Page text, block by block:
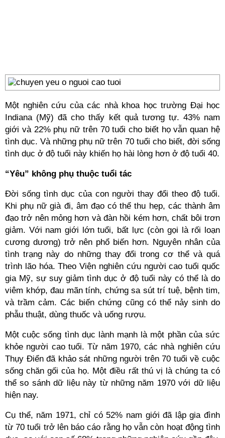
Một nghiên cứu của các nhà khoa học trường Đại học
Indiana (Mỹ) đã cho thấy kết quả tương tự. 43% nam
giới và 22% phụ nữ trên 70 tuổi cho biết họ vẫn quan hệ
tình dục. Và những phụ nữ trên 70 tuổi cho biết, đời sống
tình dục ở độ tuổi này khiến họ hài lòng hơn ở độ tuổi 40.
“Yêu” không phụ thuộc tuổi tác
Đời sống tình dục của con người thay đổi theo độ tuổi.
Khi phụ nữ già đi, âm đạo có thể thu hẹp, các thành âm
đạo trở nên mỏng hơn và đàn hồi kém hơn, chất bôi trơn
giảm. Với nam giới lớn tuổi, bất lực (còn gọi là rối loạn
cương dương) trở nên phổ biến hơn. Nguyên nhân của
tình trạng này do những thay đổi trong cơ thể và quá
trình lão hóa. Theo Viện nghiên cứu người cao tuổi quốc
gia Mỹ, sự suy giảm tình dục ở độ tuổi này có thể là do
viêm khớp, đau mãn tính, chứng sa sút trí tuệ, bệnh tim,
và trầm cảm. Các biến chứng cũng có thể nảy sinh do
phẫu thuật, dùng thuốc và uống rượu.
Một cuộc sống tình dục lành mạnh là một phần của sức
khỏe người cao tuổi. Từ năm 1970, các nhà nghiên cứu
Thụy Điển đã khảo sát những người trên 70 tuổi về cuộc
sống chăn gối của họ. Một điều rất thú vị là chúng ta có
thể so sánh dữ liệu này từ những năm 1970 với dữ liệu
hiện nay.
Cụ thể, năm 1971, chỉ có 52% nam giới đã lập gia đình
từ 70 tuổi trở lên báo cáo rằng họ vẫn còn hoạt động tình